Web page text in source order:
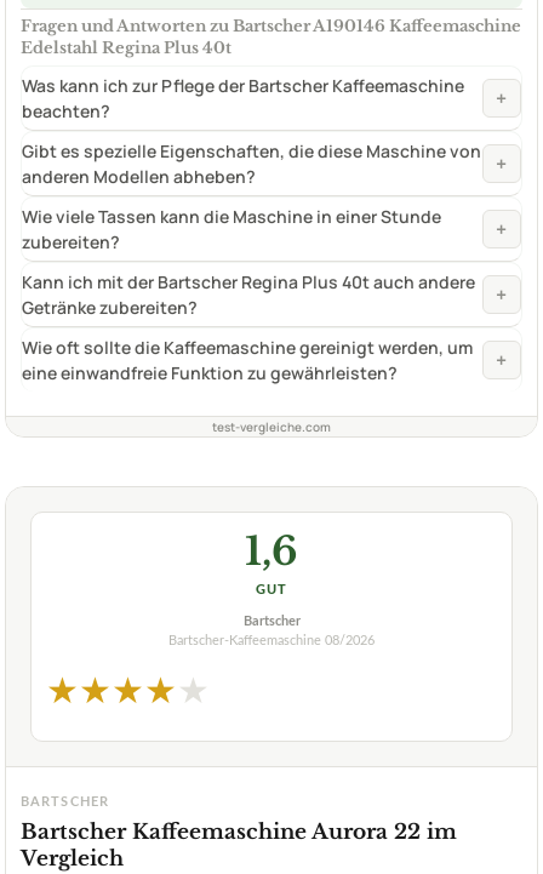
Fragen und Antworten zu Bartscher A190146 Kaffeemaschine
Edelstahl Regina Plus 40t
Was kann ich zur Pflege der Bartscher Kaffeemaschine
beachten?
+
Gibt es spezielle Eigenschaften, die diese Maschine von
anderen Modellen abheben?
+
Wie viele Tassen kann die Maschine in einer Stunde
zubereiten?
+
Kann ich mit der Bartscher Regina Plus 40t auch andere
Getränke zubereiten?
+
Wie oft sollte die Kaffeemaschine gereinigt werden, um
eine einwandfreie Funktion zu gewährleisten?
+
test-vergleiche.com
1,6
GUT
Bartscher
Bartscher-Kaffeemaschine 08/2026
★★★★★
BARTSCHER
Bartscher Kaffeemaschine Aurora 22 im
Vergleich